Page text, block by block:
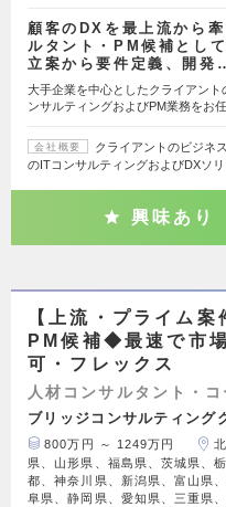
顧客のDXを最上流から
ルタント・PM候補とし
立案から要件定義、開発
大手企業を中心としたクライアン
ンサルティングおよびPM業務をお
会社概要
クライアントのビジネ
のITコンサルティングおよびDXソ
興味あり
【上流・プライム
PM候補◆最速で市
可・フレックス
人材コンサルタント・
ブリッジコンサルティング
800万円 ～ 1249万円
県、山形県、福島県、茨城県、
都、神奈川県、新潟県、富山県
阜県、静岡県、愛知県、三重県